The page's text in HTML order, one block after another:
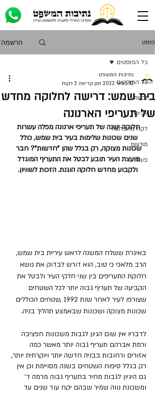
פוסט הרשמה
כל הפוסטים
זכויות
אכיפה
לקח מהפרשה
מודעות
פעולה
כל הפוסטים
בית שמש: דרישה לחלוקה מחדש
של תעריפי הארנונה
נתיבות המשפט
12 במאי 2022
זמן קריאה 2 דקות
חלוקה ישנה של תעריפי ארנונה מפלה עשרות
שנים שכונות שלימות בעיר בית שמש, כולל
שכונות מצוקה, רק בגלל שהן "חדשות"? חבר
מועצת העיר תובע לבטל את התעריף המוגדל
ולקבוע מחדש חלוקה הוגנת. הזכות לשוויון.
באיגרת ששלח המשנה לראש עיריית בית שמש,
הרב מלאכי כי טוב, הוא דורש לבדוק את נושא
חלוקת התעריפים בין שני חלקי העיר ולבטל את
הקביעה של תעריף גבוה יותר לכל השטחים
שצורפו לעיר לאחר שנת 1992 ,שטחים הכוללים
שכונות מצוקה ושכונות שבאמצע תהליך בניה.
לדבריו אין שום הגיון לגבות משכונות חפציבה
ורמת אברהם תעריף גבוה יותר מאשר כמה
אזורים ורחובות בבניה חדשה יותר ויוקרתית יותר,
רק בגלל סיפוח השטחים בשנה מסויימת וכן אין
גם היגיון לגבות מחיר בתעריף גבוה מרמה ד'
ומשכונת נווה שמיר שבהם יקח עוד שנים עד